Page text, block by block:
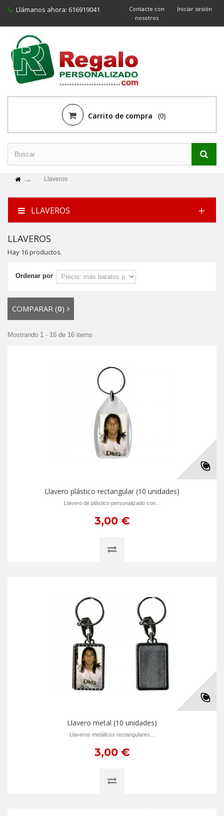
Iniciar sesión
Contacte con
nosotros
Llámanos ahora: 616919041
Carrito de compra (0)
Llaveros
LLAVEROS
LLAVEROS
Hay 16 productos.
Ordenar por
COMPARAR (0)
Mostrando 1 - 16 de 16 items
Llavero plástico rectangular (10 unidades)
Llavero de plástico personalizado con...
3,00 €
Llavero metal (10 unidades)
Llaveros metálicos rectangulares...
3,00 €